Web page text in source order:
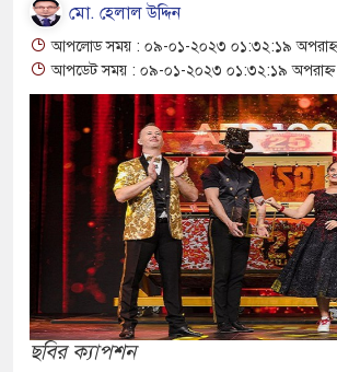
মো. হেলাল উদ্দিন
আপলোড সময় : ০৯-০১-২০২৩ ০১:৩২:১৯
আপডেট সময় : ০৯-০১-২০২৩ ০১:৩২:১৯ অপরাহ্ন
ছবির ক্যাপশন